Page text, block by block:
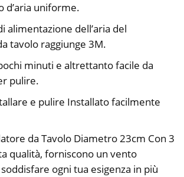
d’aria uniforme.
alimentazione dell’aria del
tavolo raggiunge 3M.
minuti e altrettanto facile da
pulire.
e pulire Installato facilmente
da Tavolo Diametro 23cm Con 3
qualità, forniscono un vento
ogni tua esigenza in più